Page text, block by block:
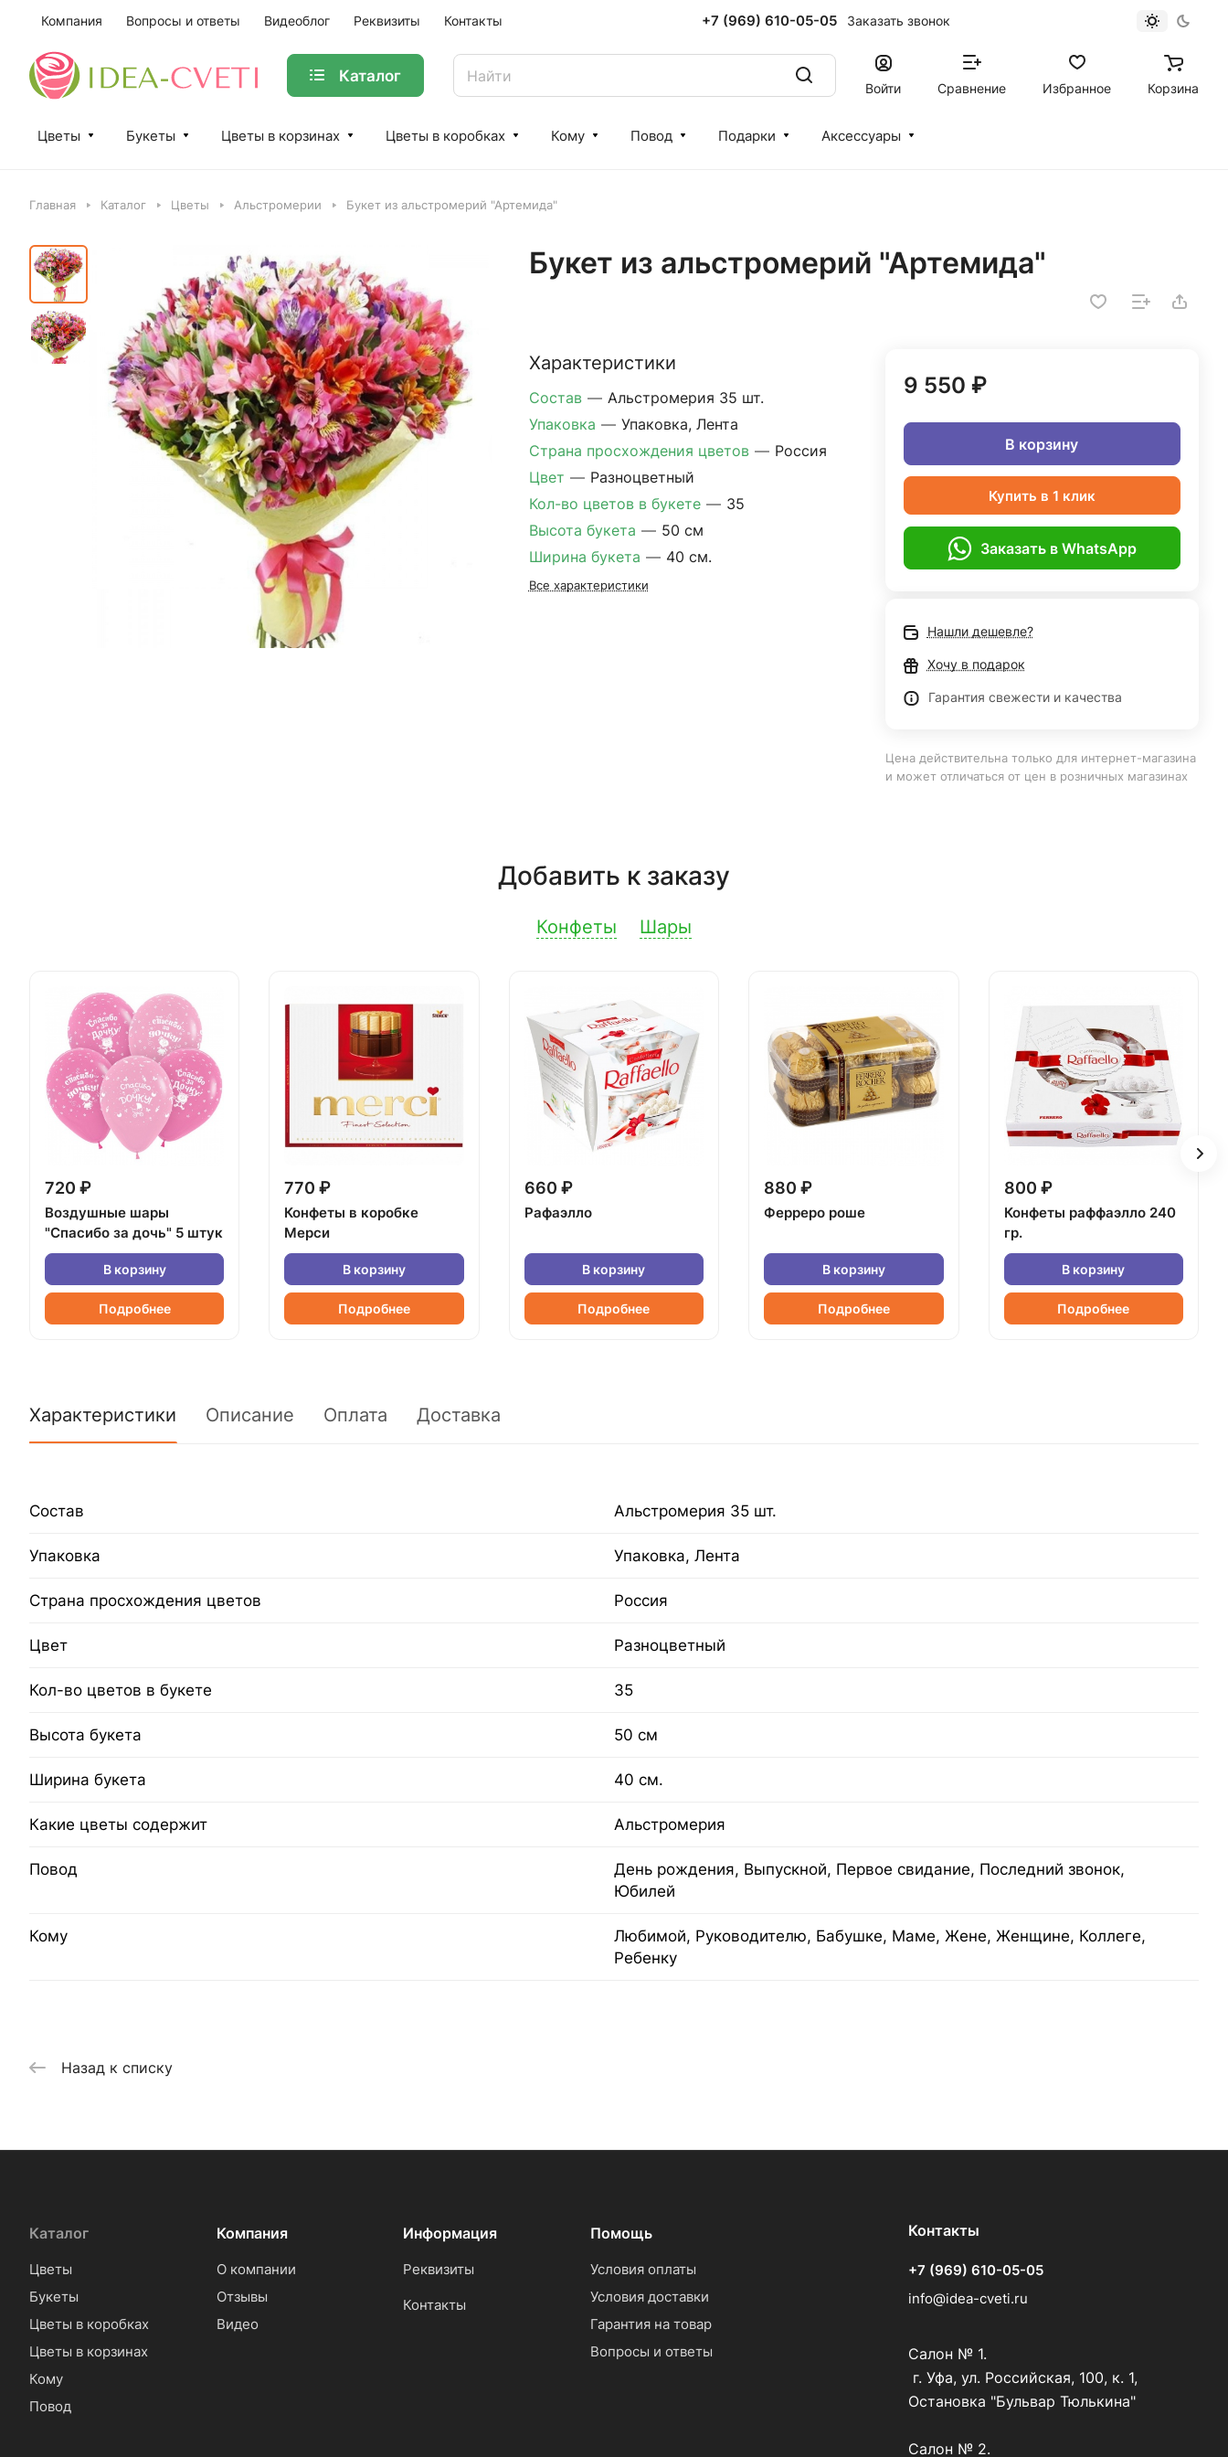
Компания Вопросы и ответы Видеоблог Реквизиты Контакты +7 (969) 610-05-05 Заказать звонок
Каталог
Войти Сравнение Избранное Корзина
Цветы Букеты Цветы в корзинах Цветы в коробках Кому Повод Подарки Аксессуары
Главная Каталог Цветы Альстромерии Букет из альстромерий "Артемида"
Букет из альстромерий "Артемида"
Характеристики
Состав — Альстромерия 35 шт.
Упаковка — Упаковка, Лента
Страна просхождения цветов — Россия
Цвет — Разноцветный
Кол-во цветов в букете — 35
Высота букета — 50 см
Ширина букета — 40 см.
Все характеристики
9 550 ₽
В корзину
Купить в 1 клик
Заказать в WhatsApp
Нашли дешевле?
Хочу в подарок
Гарантия свежести и качества
Цена действительна только для интернет-магазина
и может отличаться от цен в розничных магазинах
Добавить к заказу
Конфеты Шары
720 ₽
Воздушные шары
"Спасибо за дочь" 5 штук
В корзину
Подробнее
770 ₽
Конфеты в коробке
Мерси
В корзину
Подробнее
660 ₽
Рафаэлло
В корзину
Подробнее
880 ₽
Ферреро роше
В корзину
Подробнее
800 ₽
Конфеты раффаэлло 240
гр.
В корзину
Подробнее
Характеристики Описание Оплата Доставка
Состав Альстромерия 35 шт.
Упаковка Упаковка, Лента
Страна просхождения цветов Россия
Цвет Разноцветный
Кол-во цветов в букете 35
Высота букета 50 см
Ширина букета 40 см.
Какие цветы содержит Альстромерия
Повод
День рождения, Выпускной, Первое свидание, Последний звонок,
Юбилей
Кому
Любимой, Руководителю, Бабушке, Маме, Жене, Женщине, Коллеге,
Ребенку
Назад к списку
Каталог
Цветы
Букеты
Цветы в коробках
Цветы в корзинах
Кому
Повод
Компания
О компании
Отзывы
Видео
Информация
Реквизиты
Контакты
Помощь
Условия оплаты
Условия доставки
Гарантия на товар
Вопросы и ответы
Контакты
+7 (969) 610-05-05
info@idea-cveti.ru
Салон № 1.
г. Уфа, ул. Российская, 100, к. 1,
Остановка "Бульвар Тюлькина"
Салон № 2.